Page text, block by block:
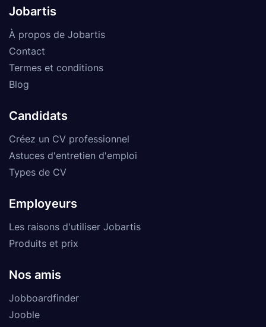
Jobartis
À propos de Jobartis
Contact
Termes et conditions
Blog
Candidats
Créez un CV professionnel
Astuces d'entretien d'emploi
Types de CV
Employeurs
Les raisons d'utiliser Jobartis
Produits et prix
Nos amis
Jobboardfinder
Jooble